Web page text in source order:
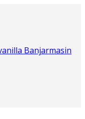
Banjarmasin